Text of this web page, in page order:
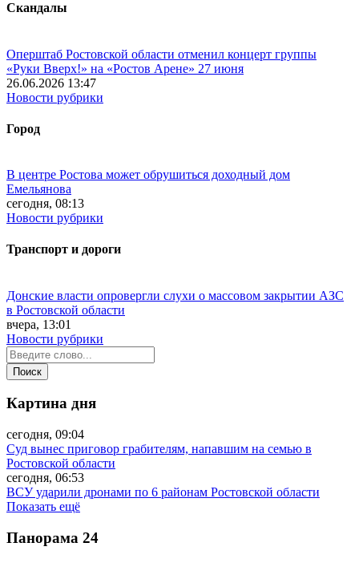
Скандалы
Оперштаб Ростовской области отменил концерт группы
«Руки Вверх!» на «Ростов Арене» 27 июня
26.06.2026 13:47
Новости рубрики
Город
В центре Ростова может обрушиться доходный дом
Емельянова
сегодня, 08:13
Новости рубрики
Транспорт и дороги
Донские власти опровергли слухи о массовом закрытии АЗС
в Ростовской области
вчера, 13:01
Новости рубрики
Картина дня
сегодня, 09:04
Суд вынес приговор грабителям, напавшим на семью в
Ростовской области
сегодня, 06:53
ВСУ ударили дронами по 6 районам Ростовской области
Показать ещё
Панорама 24